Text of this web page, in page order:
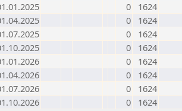
0
1624
0
1624
0
1624
0
1624
0
1624
0
1624
0
1624
0 1624